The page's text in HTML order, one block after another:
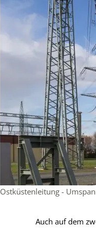
Ostküstenleitung -
Auch auf dem